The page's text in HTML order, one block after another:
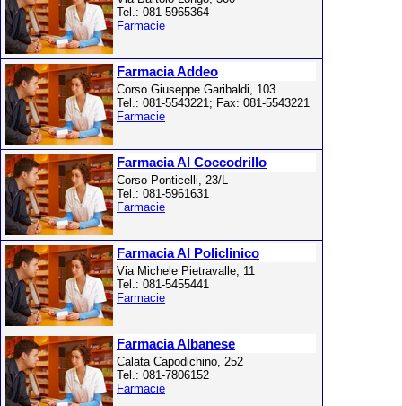
Tel.: 081-5965364
Farmacie
Farmacia Addeo
Corso Giuseppe Garibaldi, 103
Tel.: 081-5543221; Fax: 081-5543221
Farmacie
Farmacia Al Coccodrillo
Corso Ponticelli, 23/L
Tel.: 081-5961631
Farmacie
Farmacia Al Policlinico
Via Michele Pietravalle, 11
Tel.: 081-5455441
Farmacie
Farmacia Albanese
Calata Capodichino, 252
Tel.: 081-7806152
Farmacie